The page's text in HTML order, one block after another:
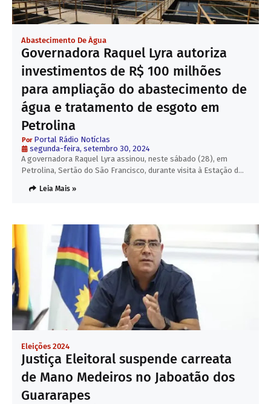
Abastecimento De Água
Governadora Raquel Lyra autoriza
investimentos de R$ 100 milhões
para ampliação do abastecimento de
água e tratamento de esgoto em
Petrolina
Portal Rádio NotícIas
segunda-feira, setembro 30, 2024
A governadora Raquel Lyra assinou, neste sábado (28), em
Petrolina, Sertão do São Francisco, durante visita à Estação d…
Leia Mais »
Eleições 2024
Justiça Eleitoral suspende carreata
de Mano Medeiros no Jaboatão dos
Guararapes